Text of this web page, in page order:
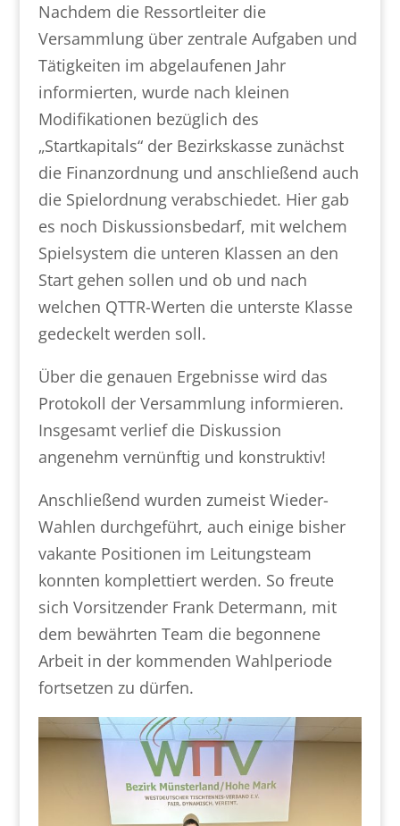
Nachdem die Ressortleiter die
Versammlung über zentrale Aufgaben und
Tätigkeiten im abgelaufenen Jahr
informierten, wurde nach kleinen
Modifikationen bezüglich des
„Startkapitals“ der Bezirkskasse zunächst
die Finanzordnung und anschließend auch
die Spielordnung verabschiedet. Hier gab
es noch Diskussionsbedarf, mit welchem
Spielsystem die unteren Klassen an den
Start gehen sollen und ob und nach
welchen QTTR-Werten die unterste Klasse
gedeckelt werden soll.
Über die genauen Ergebnisse wird das
Protokoll der Versammlung informieren.
Insgesamt verlief die Diskussion
angenehm vernünftig und konstruktiv!
Anschließend wurden zumeist Wieder-
Wahlen durchgeführt, auch einige bisher
vakante Positionen im Leitungsteam
konnten komplettiert werden. So freute
sich Vorsitzender Frank Determann, mit
dem bewährten Team die begonnene
Arbeit in der kommenden Wahlperiode
fortsetzen zu dürfen.